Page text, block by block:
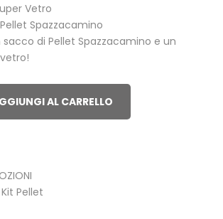
Vetro
Spazzacamino
sacco di Pellet Spazzacamino e un
AL CARRELLO
Pellet